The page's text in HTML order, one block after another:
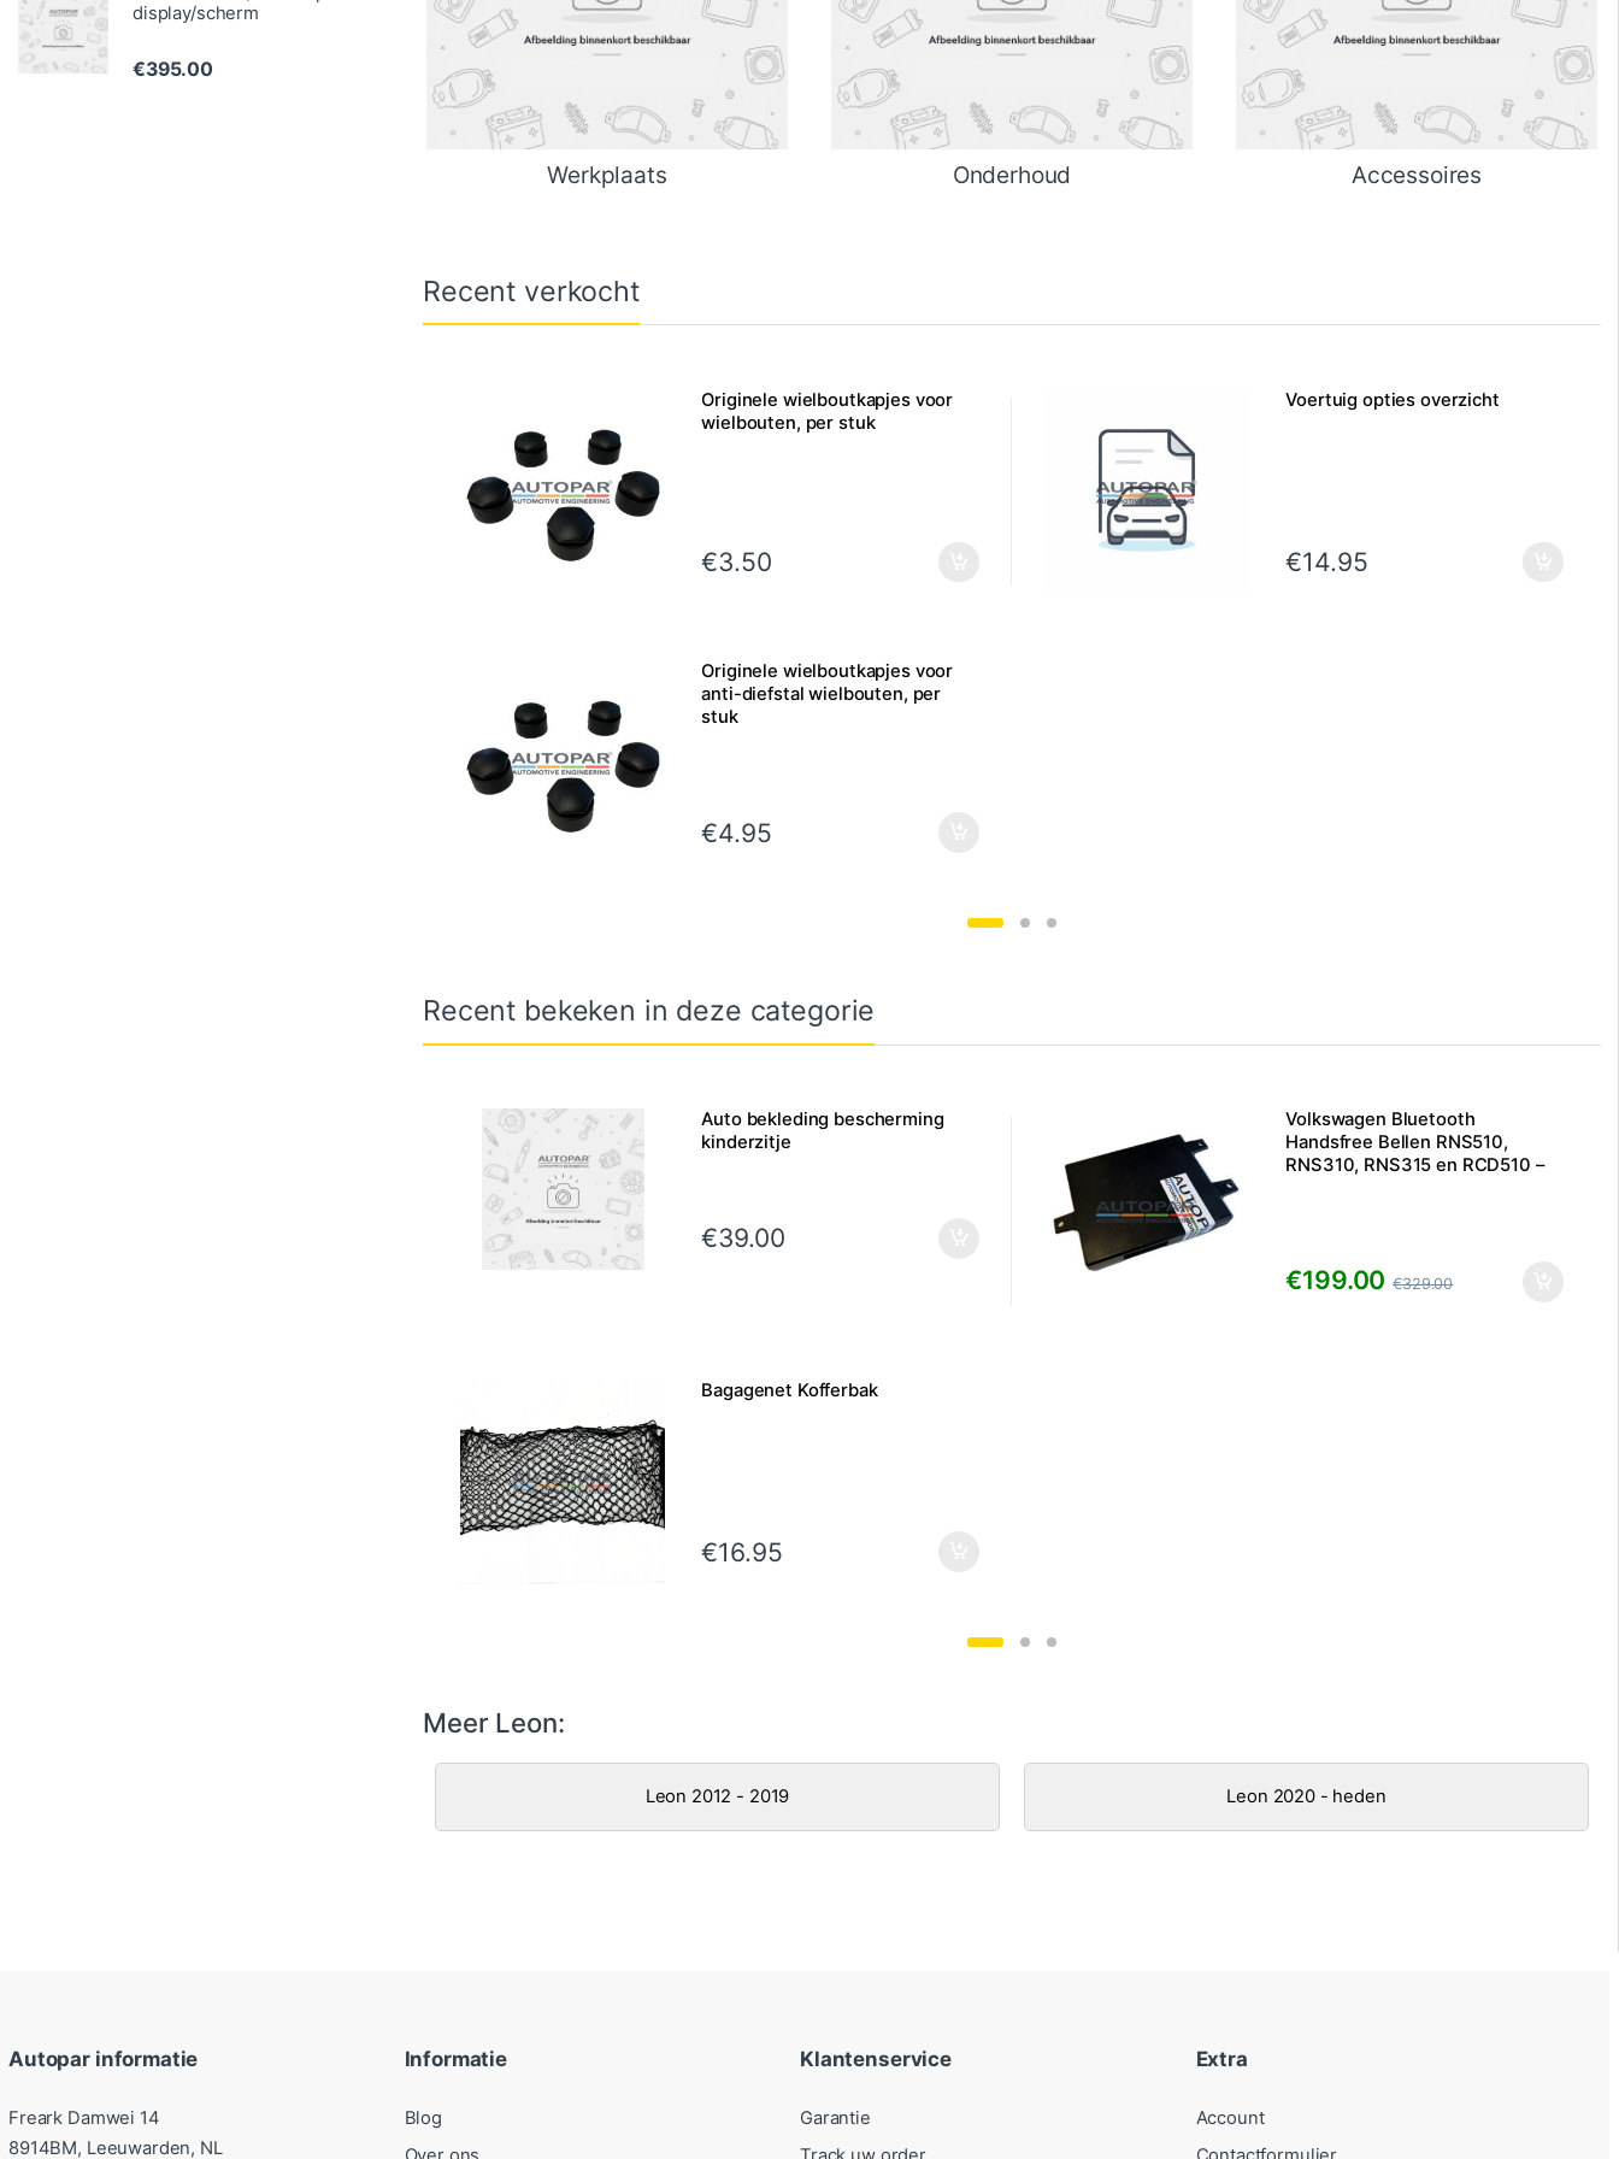
Werkplaats Onderhoud Accessoires
Recent verkocht
Originele wielboutkapjes voor
wielbouten, per stuk
€3.50
Voertuig opties overzicht
€14.95
Originele wielboutkapjes voor
anti-diefstal wielbouten, per
stuk
€4.95
Recent bekeken in deze categorie
Auto bekleding bescherming
kinderzitje
€39.00
Volkswagen Bluetooth
Handsfree Bellen RNS510,
RNS310, RNS315 en RCD510 –
€199.00 €329.00
Bagagenet Kofferbak
€16.95
Meer Leon:
Leon 2012 - 2019 Leon 2020 - heden
display/scherm
€395.00
Autopar informatie
Freark Damwei 14
8914BM, Leeuwarden, NL
Informatie
Blog
Klantenservice
Garantie
Extra
Account